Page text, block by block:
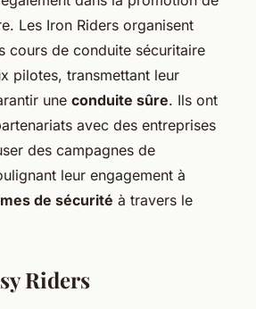
Les Iron Riders organisent
cours de conduite sécuritaire
pilotes, transmettant leur
une conduite sûre. Ils ont
avec des entreprises
des campagnes de
leur engagement à
de sécurité à travers le
Riders